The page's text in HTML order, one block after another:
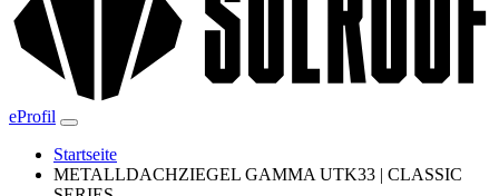
eProfil
Startseite
METALLDACHZIEGEL GAMMA UTK33 | CLASSIC